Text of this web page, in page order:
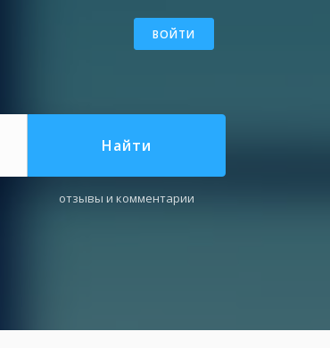
ВОЙТИ
Найти
отзывы и комментарии